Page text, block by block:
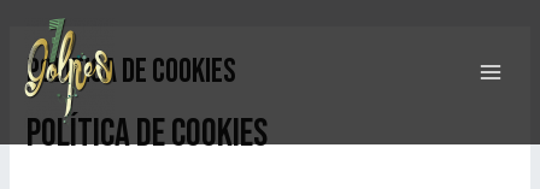
contenido
POlítica de cookies
Política de Cookies